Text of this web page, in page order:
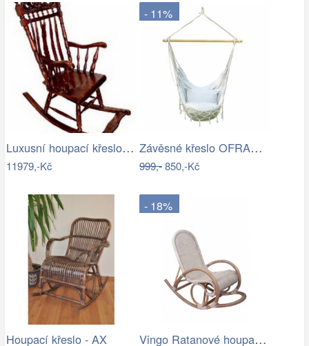
Luxusní houpací křeslo - EL
11979,-Kč
- 11%
Závěsné křeslo OFRAME Tempo Kondela
999,-850,-Kč
Houpací křeslo - AX
- 18%
Vingo Ratanové houpací křeslo - bílá…